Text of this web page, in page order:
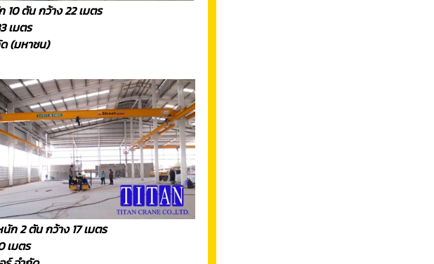
ตัน กว้าง 22 เมตร
เมตร
(มหาชน)
ก 2 ตัน กว้าง 17 เมตร
เมตร